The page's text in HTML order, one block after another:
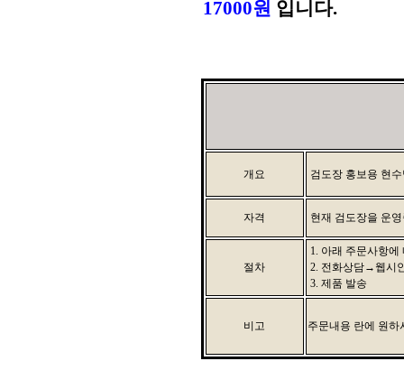
17000원 입니다.
개요 검도장 홍보용 현
자격 현재 검도장을 운
절차
1. 아래 주문사항
2. 전화상담→웹시
3. 제품 발송
비고 주문내용 란에 원하